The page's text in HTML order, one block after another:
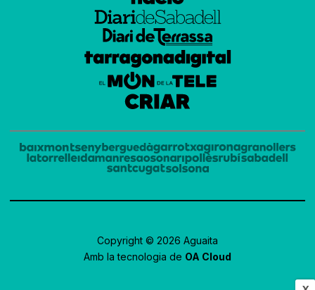
Copyright © 2026 Aguaita
Amb la tecnologia de OA Cloud